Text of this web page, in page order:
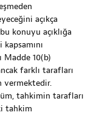
açıkça
konuyu açıklığa
10(b)
farklı tarafları
vermektedir.
tahkimin tarafları
tahkim